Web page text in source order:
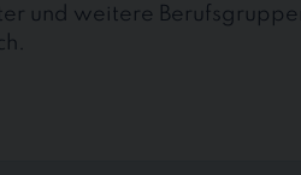
und weitere